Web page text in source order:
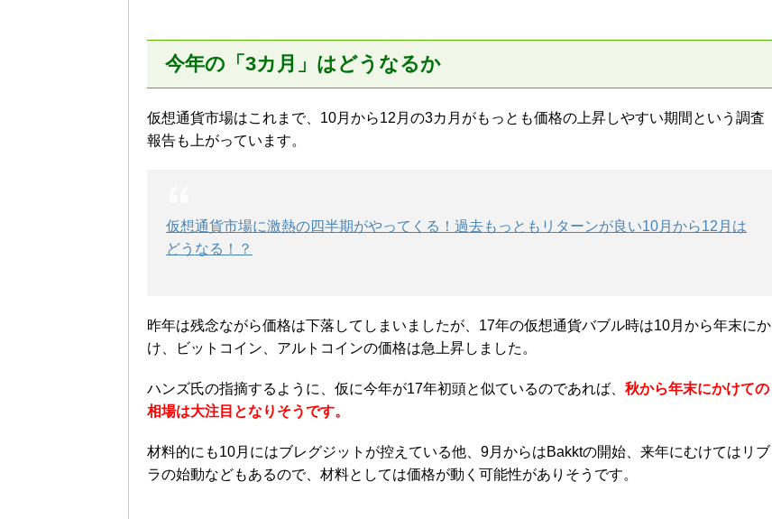
今年の「3カ月」はどうなるか
仮想通貨市場はこれまで、10月から12月の3カ月がもっとも価格の上昇しやすい期間という調査
報告も上がっています。
仮想通貨市場に激熱の四半期がやってくる！過去もっともリターンが良い10月から12月は
どうなる！？
昨年は残念ながら価格は下落してしまいましたが、17年の仮想通貨バブル時は10月から年末にか
け、ビットコイン、アルトコインの価格は急上昇しました。
ハンズ氏の指摘するように、仮に今年が17年初頭と似ているのであれば、 秋から年末にかけての
相場は大注目となりそうです。
材料的にも10月にはブレグジットが控えている他、9月からはBakktの開始、来年にむけてはリブ
ラの始動などもあるので、材料としては価格が動く可能性がありそうです。